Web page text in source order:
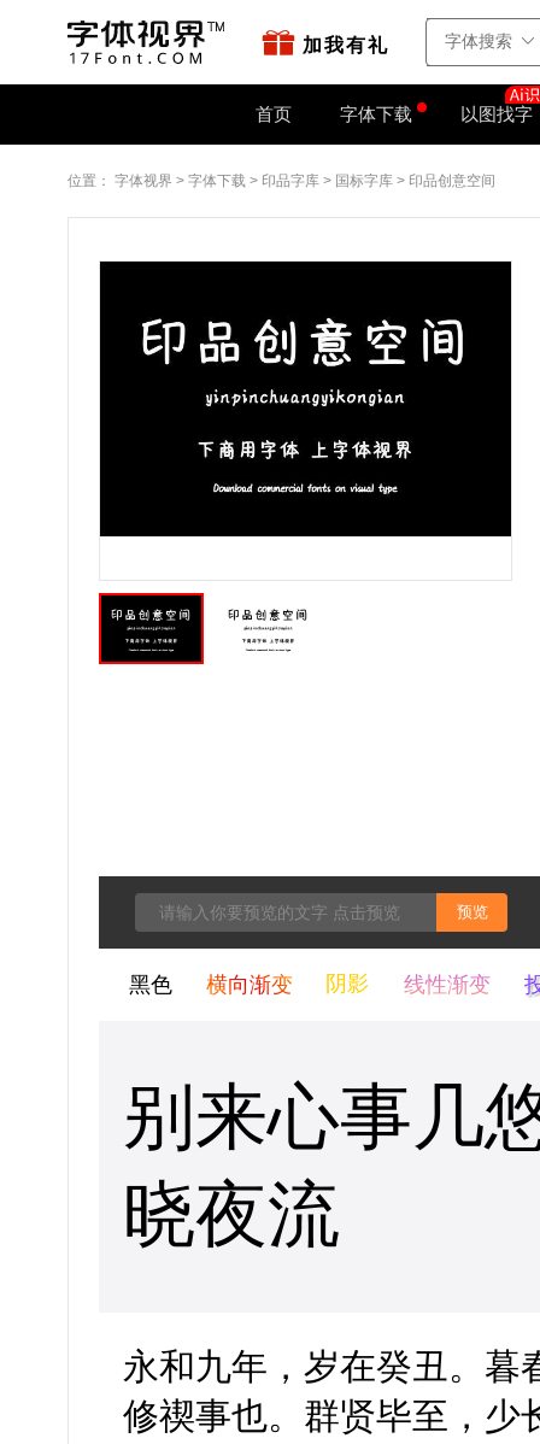
加我有礼
首页 字体下载 以图找字
位置： 字体视界 > 字体下载 > 印品字库 > 国标字库 > 印品创意空间
预览
黑色 横向渐变 阴影 线性渐变
别来心事几
晓夜流
永和九年，岁在癸丑。暮
修禊事也。群贤毕至，少